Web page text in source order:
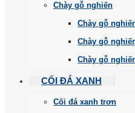
Chày gỗ nghiến
Chày gỗ
Chày gỗ
Chày gỗ
CỐI ĐÁ XANH
Cối đá xanh trơn